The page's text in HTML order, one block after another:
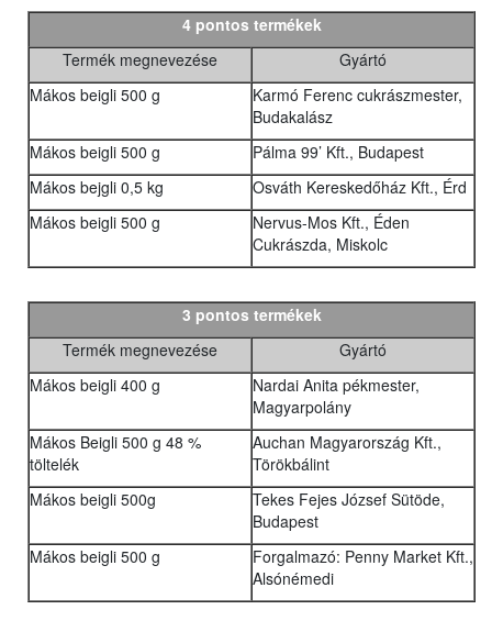
4 pontos termékek
Termék megnevezése
Gyártó
Mákos beigli 500 g
Karmó Ferenc cukrászmester,
Budakalász
Mákos beigli 500 g
Pálma 99’ Kft., Budapest
Mákos bejgli 0,5 kg
Osváth Kereskedőház Kft., Érd
Mákos beigli 500 g
Nervus-Mos Kft., Éden
Cukrászda, Miskolc
3 pontos termékek
Termék megnevezése
Gyártó
Mákos beigli 400 g
Nardai Anita pékmester,
Magyarpolány
Mákos Beigli 500 g 48 %
töltelék
Auchan Magyarország Kft.,
Törökbálint
Mákos beigli 500g
Tekes Fejes József Sütöde,
Budapest
Mákos beigli 500 g
Forgalmazó: Penny Market Kft.,
Alsónémedi